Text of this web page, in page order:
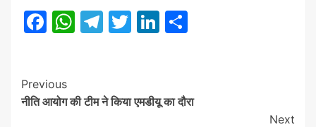
Facebook
WhatsApp
Telegram
TwitterLinkedIn
Post
Navigation
Previous
नीति आयोग की टीम ने किया एमडीयू का दौरा
Next